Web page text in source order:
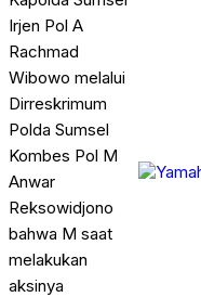
Irjen Pol A
Rachmad
Wibowo melalui
Dirreskrimum
Polda Sumsel
Kombes Pol M
Anwar
Reksowidjono
bahwa M saat
melakukan
aksinya